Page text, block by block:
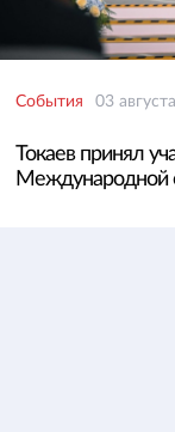
События 03
Токаев принял
Международной